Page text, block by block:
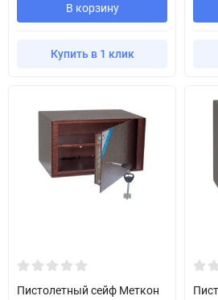
В корзину
Купить в 1 клик
Пистолетный сейф Меткон